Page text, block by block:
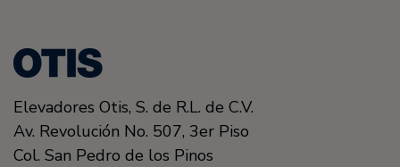
Elevadores Otis, S. de R.L. de C.V.
Av. Revolución No. 507, 3er Piso
Col. San Pedro de los Pinos